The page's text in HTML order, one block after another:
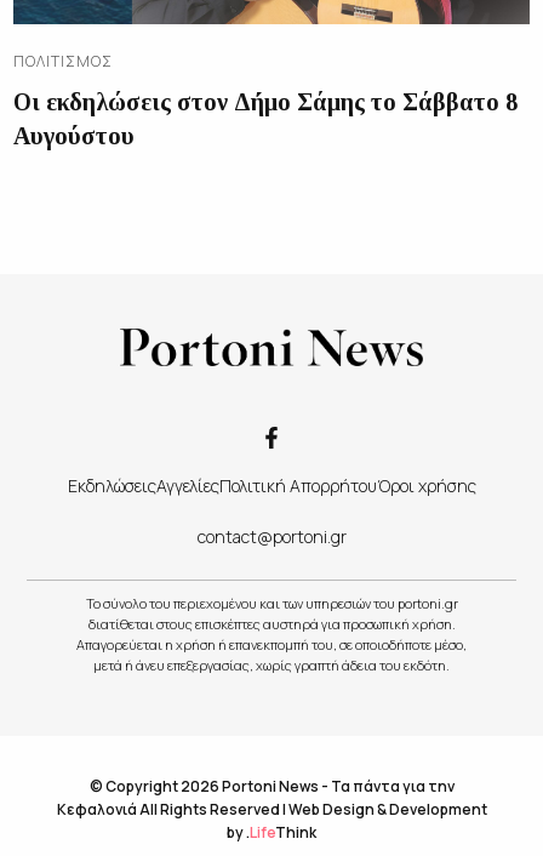
ΠΟΛΙΤΙΣΜΌΣ
Οι εκδηλώσεις στον Δήμο Σάμης το Σάββατο 8
Αυγούστου
ΕκδηλώσειςΑγγελίεςΠολιτική ΑπορρήτουΌροι χρήσης
contact@portoni.gr
Το σύνολο του περιεχομένου και των υπηρεσιών του portoni.gr
διατίθεται στους επισκέπτες αυστηρά για προσωπική χρήση.
Απαγορεύεται η χρήση ή επανεκπομπή του, σε οποιοδήποτε μέσο,
μετά ή άνευ επεξεργασίας, χωρίς γραπτή άδεια του εκδότη.
© Copyright 2026 Portoni News - Τα πάντα για την
Κεφαλονιά All Rights Reserved |Web Design & Development
by.LifeThink